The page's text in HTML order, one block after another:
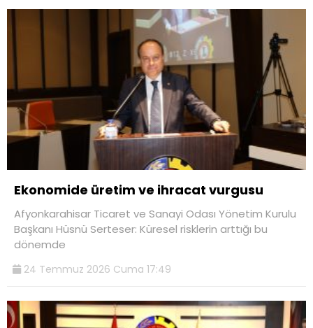
Ekonomide üretim ve ihracat vurgusu
Afyonkarahisar Ticaret ve Sanayi Odası Yönetim Kurulu
Başkanı Hüsnü Serteser: Küresel risklerin arttığı bu
dönemde
24 Temmuz 2026 Cuma 17:49